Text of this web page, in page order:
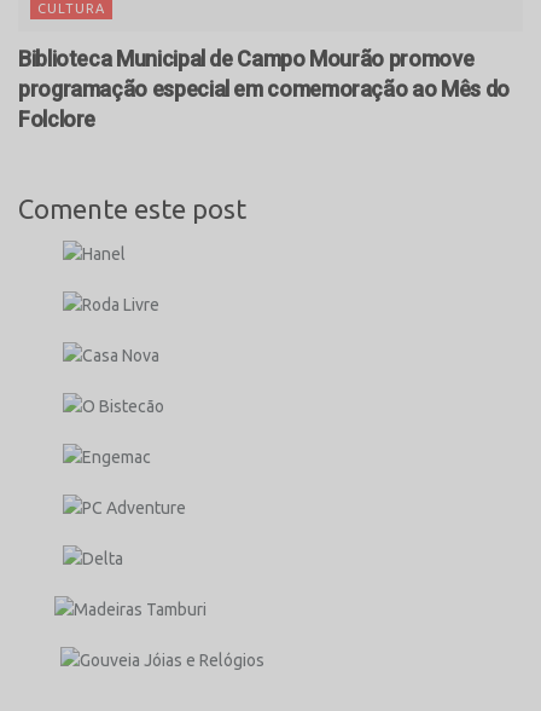
CULTURA
Biblioteca Municipal de Campo Mourão promove
programação especial em comemoração ao Mês do
Folclore
Comente este post